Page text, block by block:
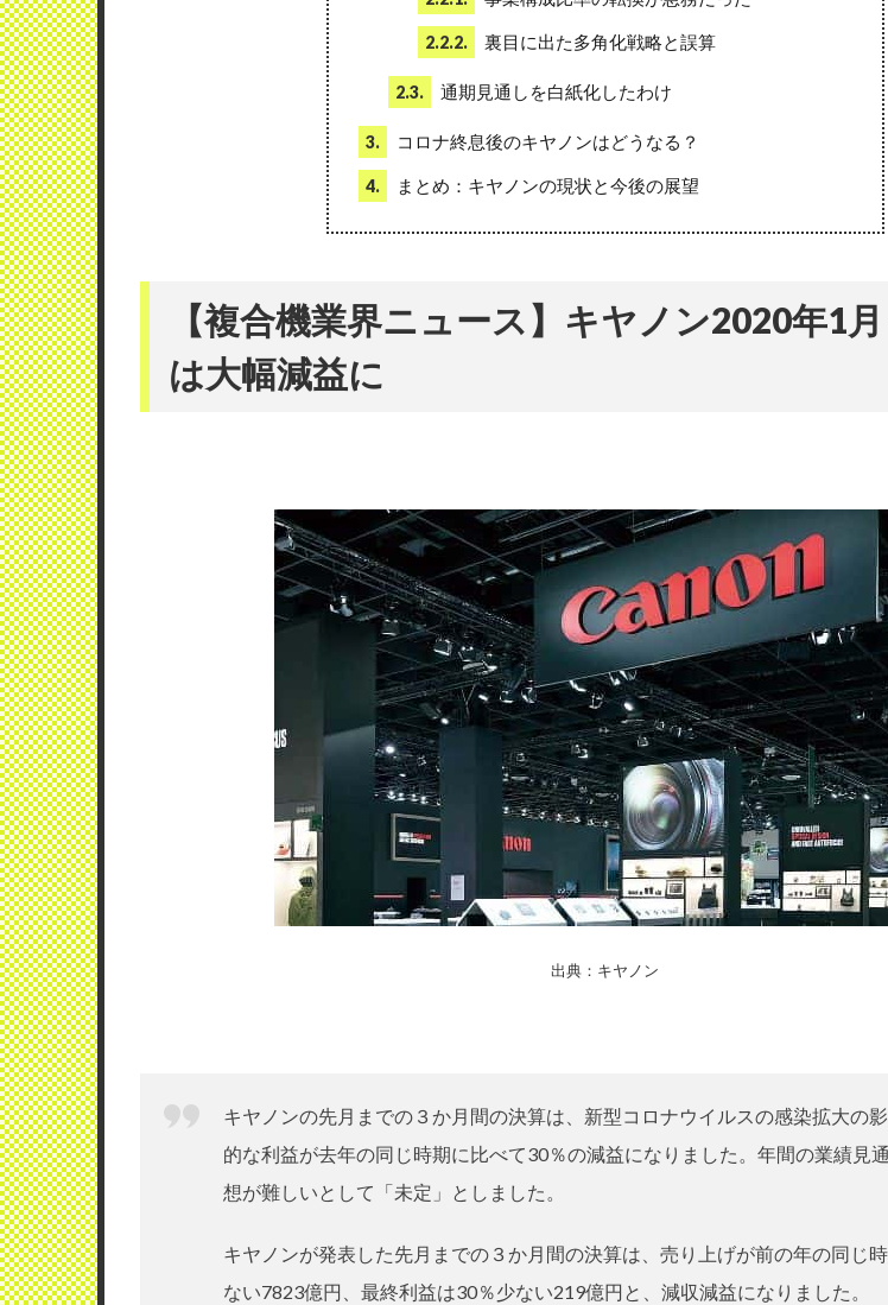
2.2.2. 裏目に出た多角化戦略と誤算
2.3. 通期見通しを白紙化したわけ
3. コロナ終息後のキヤノンはどうなる？
4. まとめ：キヤノンの現状と今後の展望
【複合機業界ニュース】キヤノン2020年1
は大幅減益に
出典：キヤノン
キヤノンの先月までの３か月間の決算は、新型コロナウイルスの感染拡大の
的な利益が去年の同じ時期に比べて30％の減益になりました。年間の業績見
想が難しいとして「未定」としました。
キヤノンが発表した先月までの３か月間の決算は、売り上げが前の年の同じ
ない7823億円、最終利益は30％少ない219億円と、減収減益になりました。